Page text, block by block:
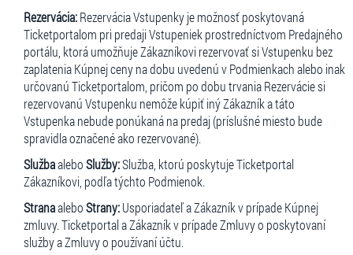
Rezervácia:Rezervácia Vstupenky je možnosť poskytovaná
Ticketportalom pri predaji Vstupeniek prostredníctvom Predajného
portálu, ktorá umožňuje Zákazníkovi rezervovať si Vstupenku bez
zaplatenia Kúpnej ceny na dobu uvedenú v Podmienkach alebo inak
určovanú Ticketportalom, pričom po dobu trvania Rezervácie si
rezervovanú Vstupenku nemôže kúpiť iný Zákazník a táto
Vstupenka nebude ponúkaná na predaj (príslušné miesto bude
spravidla označené ako rezervované).
SlužbaaleboSlužby:Služba, ktorú poskytuje Ticketportal
Zákazníkovi, podľa týchto Podmienok.
StranaaleboStrany:Usporiadateľ a Zákazník v prípade Kúpnej
zmluvy. Ticketportal a Zákazník v prípade Zmluvy o poskytovaní
služby a Zmluvy o používaní účtu.